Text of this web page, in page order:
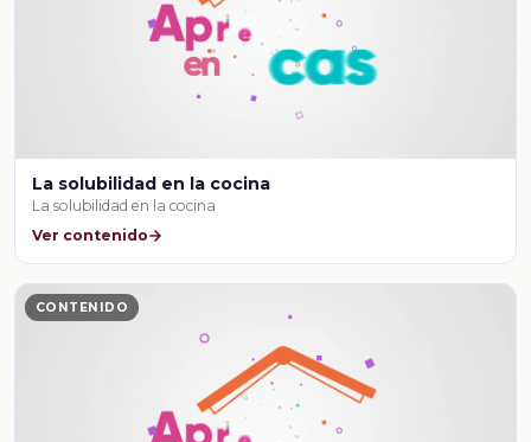
La solubilidad en la cocina
La solubilidad en la cocina
Ver contenido
CONTENIDO